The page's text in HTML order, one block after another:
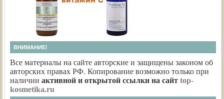
ВНИМАНИЕ!
Все материалы на сайте авторские и защищены законом об
авторских правах РФ. Копирование возможно только при
наличии активной и открытой ссылки на сайт top-
kosmetika.ru